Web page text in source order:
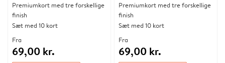
Premiumkort med tre forskellige
finish
Sæt med 10 kort
Fra
69,00 kr.
Premiumkort med tre forskellige
finish
Sæt med 10 kort
Fra
69,00 kr.